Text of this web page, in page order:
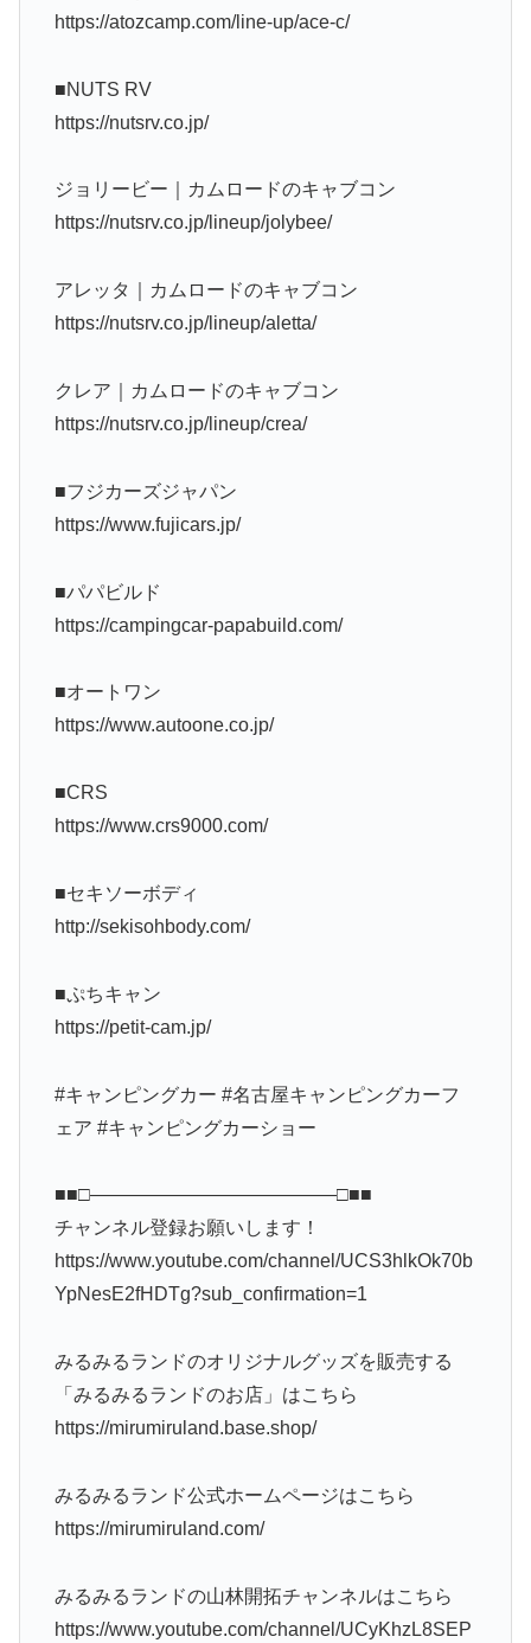
https://atozcamp.com/line-up/ace-c/
■NUTS RV
https://nutsrv.co.jp/
ジョリービー｜カムロードのキャブコン
https://nutsrv.co.jp/lineup/jolybee/
アレッタ｜カムロードのキャブコン
https://nutsrv.co.jp/lineup/aletta/
クレア｜カムロードのキャブコン
https://nutsrv.co.jp/lineup/crea/
■フジカーズジャパン
https://www.fujicars.jp/
■パパビルド
https://campingcar-papabuild.com/
■オートワン
https://www.autoone.co.jp/
■CRS
https://www.crs9000.com/
■セキソーボディ
http://sekisohbody.com/
■ぷちキャン
https://petit-cam.jp/
#キャンピングカー #名古屋キャンピングカーフ
ェア #キャンピングカーショー
■■□―――――――――――――□■■
チャンネル登録お願いします！
https://www.youtube.com/channel/UCS3hlkOk70b
YpNesE2fHDTg?sub_confirmation=1
みるみるランドのオリジナルグッズを販売する
「みるみるランドのお店」はこちら
https://mirumiruland.base.shop/
みるみるランド公式ホームページはこちら
https://mirumiruland.com/
みるみるランドの山林開拓チャンネルはこちら
https://www.youtube.com/channel/UCyKhzL8SEP